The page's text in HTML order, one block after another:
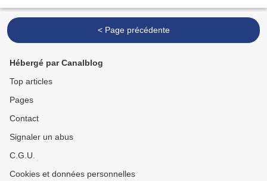
< Page précédente
Hébergé par Canalblog
Top articles
Pages
Contact
Signaler un abus
C.G.U.
Cookies et données personnelles